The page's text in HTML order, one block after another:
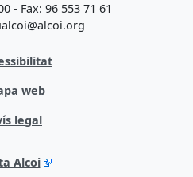
- Fax: 96 553 71 61
web
legal
Alcoi